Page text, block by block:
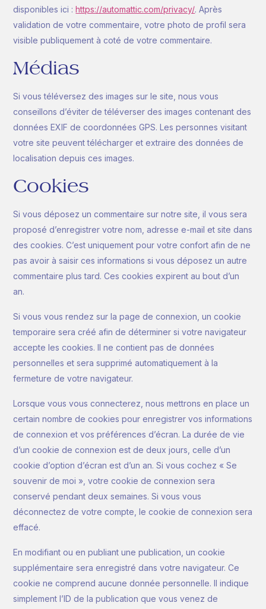
disponibles ici :https://automattic.com/privacy/. Après
validation de votre commentaire, votre photo de profil sera
visible publiquement à coté de votre commentaire.
Médias
Si vous téléversez des images sur le site, nous vous
conseillons d’éviter de téléverser des images contenant des
données EXIF de coordonnées GPS. Les personnes visitant
votre site peuvent télécharger et extraire des données de
localisation depuis ces images.
Cookies
Si vous déposez un commentaire sur notre site, il vous sera
proposé d’enregistrer votre nom, adresse e-mail et site dans
des cookies. C’est uniquement pour votre confort afin de ne
pas avoir à saisir ces informations si vous déposez un autre
commentaire plus tard. Ces cookies expirent au bout d’un
an.
Si vous vous rendez sur la page de connexion, un cookie
temporaire sera créé afin de déterminer si votre navigateur
accepte les cookies. Il ne contient pas de données
personnelles et sera supprimé automatiquement à la
fermeture de votre navigateur.
Lorsque vous vous connecterez, nous mettrons en place un
certain nombre de cookies pour enregistrer vos informations
de connexion et vos préférences d’écran. La durée de vie
d’un cookie de connexion est de deux jours, celle d’un
cookie d’option d’écran est d’un an. Si vous cochez « Se
souvenir de moi », votre cookie de connexion sera
conservé pendant deux semaines. Si vous vous
déconnectez de votre compte, le cookie de connexion sera
effacé.
En modifiant ou en publiant une publication, un cookie
supplémentaire sera enregistré dans votre navigateur. Ce
cookie ne comprend aucune donnée personnelle. Il indique
simplement l’ID de la publication que vous venez de